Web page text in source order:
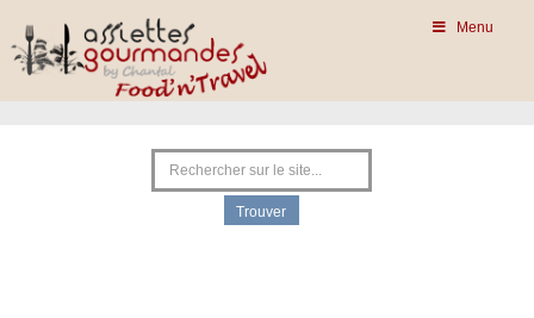
Menu